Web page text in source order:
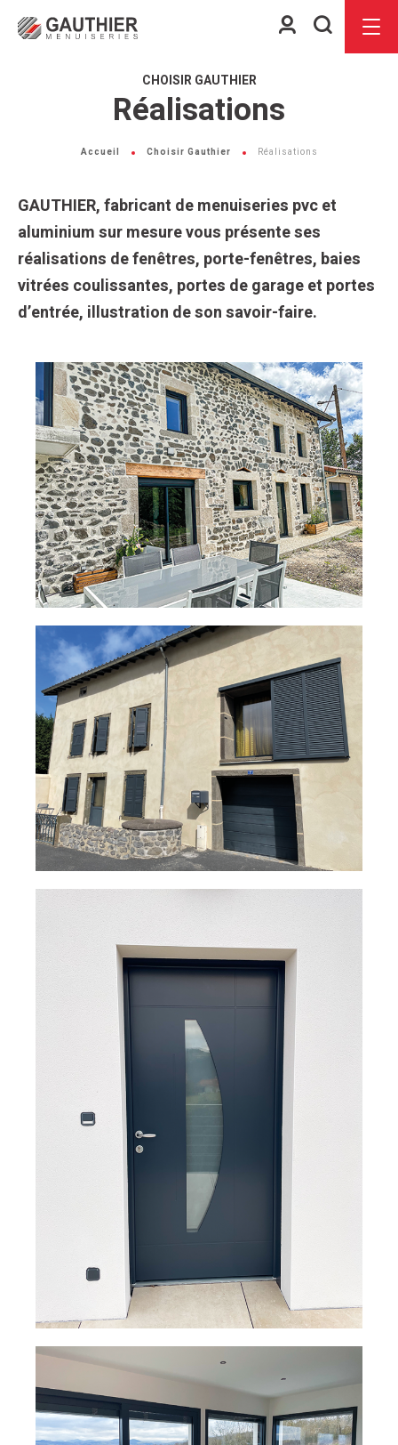
Espace
Menu
CHOISIR GAUTHIER
Réalisations
Accueil Choisir Gauthier Réalisations
GAUTHIER, fabricant de menuiseries pvc et
aluminium sur mesure vous présente ses
réalisations de fenêtres, porte-fenêtres, baies
vitrées coulissantes, portes de garage et portes
d’entrée, illustration de son savoir-faire.